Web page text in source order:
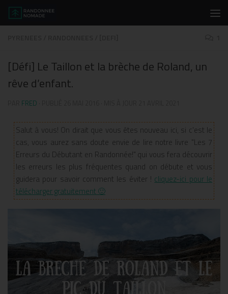
Skip to content
[Défi] Le Taillon et la brèche de Roland, un
rêve d’enfant.
FRED
Salut à vous! On dirait que vous êtes nouveau ici, si c'est le
cas, vous aurez sans doute envie de lire notre livre "Les 7
Erreurs du Débutant en Randonnée!" qui vous fera découvrir
les erreurs les plus fréquentes quand on débute et vous
guidera pour savoir comment les éviter ! cliquez-ici pour le
télécharger gratuitement 🙂